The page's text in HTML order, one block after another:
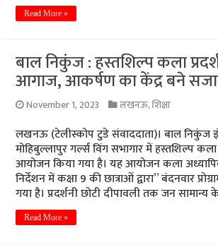
Read More »
बाल निकुंज : हस्तशिल्प कला
आगाज, आकर्षण का केंद्र बने
November 1, 2023 लखनऊ,शिक्षा
लखनऊ (टेलीस्कोप टुडे संवाददाता)। बाल निकुंज
मोहिबुल्लापुर गर्ल्स विंग सभागार में हस्तशिल्प कला
आयोजन किया गया है। यह आयोजन कला
निर्देशन में कक्षा 9 की छात्राओं द्वारा” बंदनवार
गया है। प्रदर्शनी छोटी दीपावली तक जन
Read More »